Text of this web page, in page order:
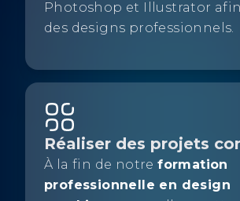
Photoshop et Illustrator
des designs professionnels.
Réaliser des projets
À la fin de notreformation
professionnelle en design